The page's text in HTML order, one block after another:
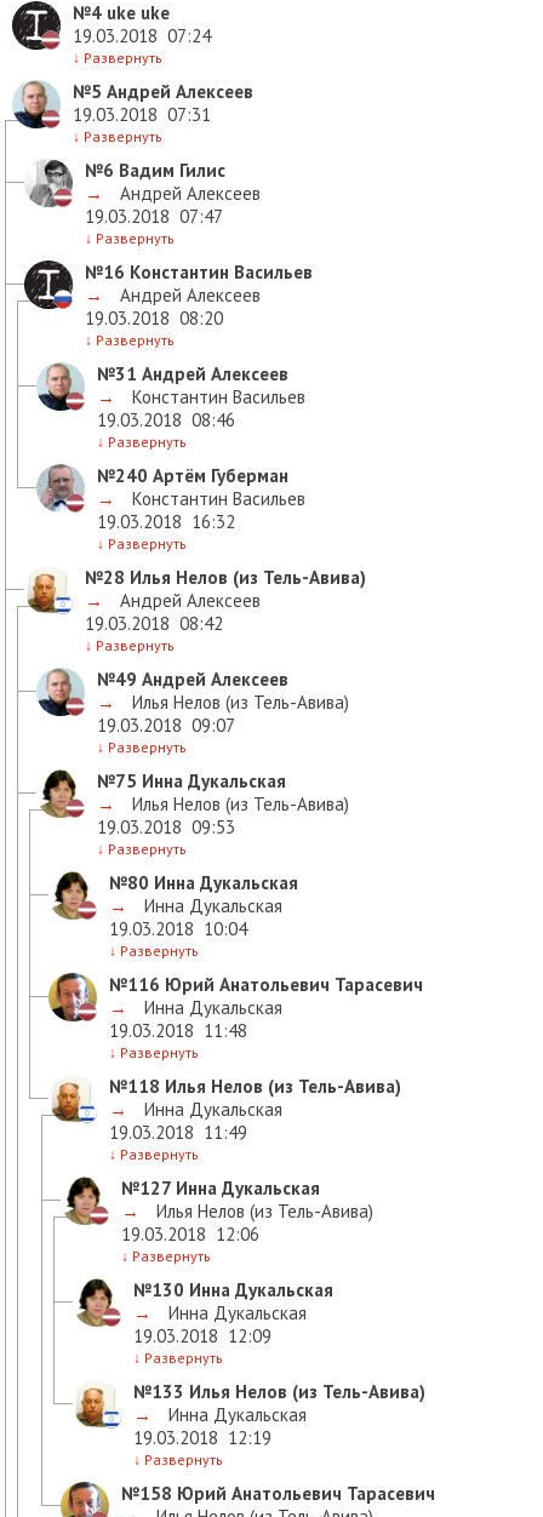
№4 uke uke
19.03.2018 07:24
↓ Развернуть
№5 Андрей Алексеев
19.03.2018 07:31
↓ Развернуть
№6 Вадим Гилис
→
Андрей Алексеев
19.03.2018 07:47
↓ Развернуть
№16 Константин Васильев
→
Андрей Алексеев
19.03.2018 08:20
↓ Развернуть
№31 Андрей Алексеев
→
Константин Васильев
19.03.2018 08:46
↓ Развернуть
№240 Артём Губерман
→
Константин Васильев
19.03.2018 16:32
↓ Развернуть
№28 Илья Нелов (из Тель-Авива)
→
Андрей Алексеев
19.03.2018 08:42
↓ Развернуть
№49 Андрей Алексеев
→
Илья Нелов (из Тель-Авива)
19.03.2018 09:07
↓ Развернуть
№75 Инна Дукальская
→
Илья Нелов (из Тель-Авива)
19.03.2018 09:53
↓ Развернуть
№80 Инна Дукальская
→
Инна Дукальская
19.03.2018 10:04
↓ Развернуть
№116 Юрий Анатольевич Тарасевич
→
Инна Дукальская
19.03.2018 11:48
↓ Развернуть
№118 Илья Нелов (из Тель-Авива)
→
Инна Дукальская
19.03.2018 11:49
↓ Развернуть
№127 Инна Дукальская
→
Илья Нелов (из Тель-Авива)
19.03.2018 12:06
↓ Развернуть
№130 Инна Дукальская
→
Инна Дукальская
19.03.2018 12:09
↓ Развернуть
№133 Илья Нелов (из Тель-Авива)
→
Инна Дукальская
19.03.2018 12:19
↓ Развернуть
№158 Юрий Анатольевич Тарасевич